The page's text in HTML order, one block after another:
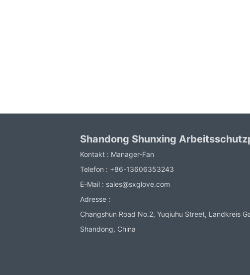
Shandong Shunxing
Kontakt : Manager-Fan
Telefon : +86-13606353243
E-Mail : sales@sxglove.com
Adresse :
Changshun Road No.2, Yuqiuhu Street, Landkreis
Shandong, China